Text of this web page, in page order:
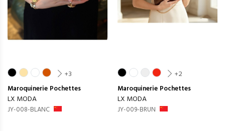
+3
Maroquinerie Pochettes
LX MODA
JY-008-BLANC
+2
Maroquinerie Pochettes
LX MODA
JY-009-BRUN